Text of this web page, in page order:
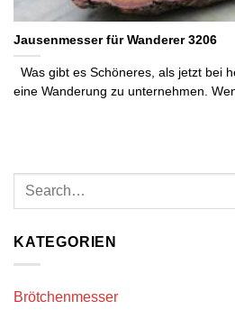
Jausenmesser für Wanderer 3206
Was gibt es Schöneres, als jetzt bei
eine Wanderung zu unternehmen.
KATEGORIEN
Brötchenmesser